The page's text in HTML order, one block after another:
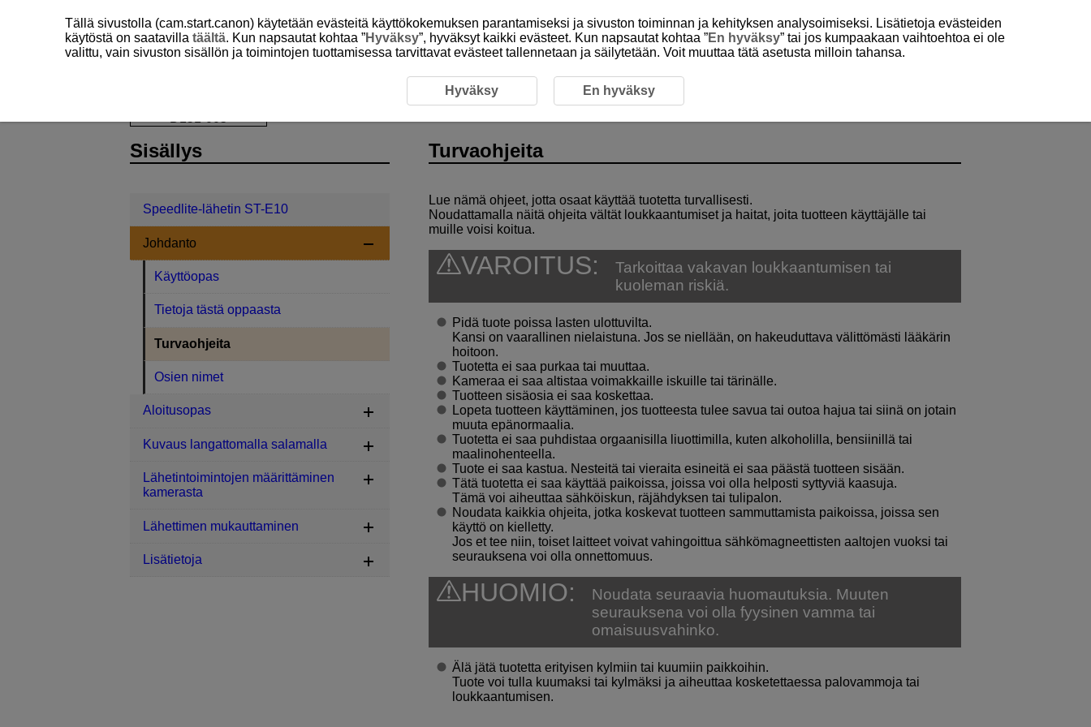
Turvaohjeita
Turvaohjeita
Lue nämä ohjeet, jotta osaat käyttää tuotetta turvallisesti.
Noudattamalla näitä ohjeita vältät loukkaantumiset ja haitat, joita tuotteen käyttäjälle tai
muille voisi koitua.
VAROITUS:
Tarkoittaa vakavan loukkaantumisen tai
kuoleman riskiä.
Pidä tuote poissa lasten ulottuvilta.
Kansi on vaarallinen nielaistuna. Jos se niellään, on hakeuduttava välittömästi lääkärin
hoitoon.
Tuotetta ei saa purkaa tai muuttaa.
Kameraa ei saa altistaa voimakkaille iskuille tai tärinälle.
Tuotteen sisäosia ei saa koskettaa.
Lopeta tuotteen käyttäminen, jos tuotteesta tulee savua tai outoa hajua tai siinä on jotain
muuta epänormaalia.
Tuotetta ei saa puhdistaa orgaanisilla liuottimilla, kuten alkoholilla, bensiinillä tai
maalinohenteella.
Tuote ei saa kastua. Nesteitä tai vieraita esineitä ei saa päästä tuotteen sisään.
Tätä tuotetta ei saa käyttää paikoissa, joissa voi olla helposti syttyviä kaasuja.
Tämä voi aiheuttaa sähköiskun, räjähdyksen tai tulipalon.
Noudata kaikkia ohjeita, jotka koskevat tuotteen sammuttamista paikoissa, joissa sen
käyttö on kielletty.
Jos et tee niin, toiset laitteet voivat vahingoittua sähkömagneettisten aaltojen vuoksi tai
seurauksena voi olla onnettomuus.
HUOMIO:
Noudata seuraavia huomautuksia. Muuten
seurauksena voi olla fyysinen vamma tai
omaisuusvahinko.
Älä jätä tuotetta erityisen kylmiin tai kuumiin paikkoihin.
Tuote voi tulla kuumaksi tai kylmäksi ja aiheuttaa kosketettaessa palovammoja tai
loukkaantumisen.
Sisällys
Speedlite-lähetin ST-E10
Johdanto
Käyttöopas
Tietoja tästä oppaasta
Turvaohjeita
Osien nimet
Aloitusopas
Kuvaus langattomalla salamalla
Lähetintoimintojen määrittäminen
kamerasta
Lähettimen mukauttaminen
Lisätietoja
Tällä sivustolla (cam.start.canon) käytetään evästeitä käyttökokemuksen parantamiseksi ja sivuston toiminnan ja kehityksen analysoimiseksi. Lisätietoja evästeiden
käytöstä on saatavilla täältä. Kun napsautat kohtaa ”Hyväksy”, hyväksyt kaikki evästeet. Kun napsautat kohtaa ”En hyväksy” tai jos kumpaakaan vaihtoehtoa ei ole
valittu, vain sivuston sisällön ja toimintojen tuottamisessa tarvittavat evästeet tallennetaan ja säilytetään. Voit muuttaa tätä asetusta milloin tahansa.
Hyväksy En hyväksy